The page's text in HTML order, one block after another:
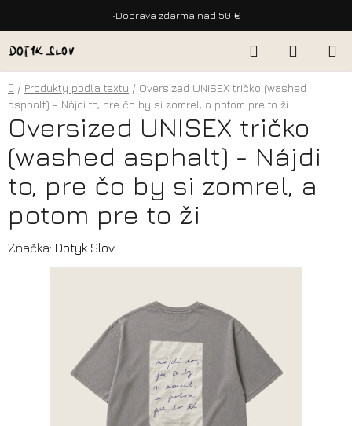
•Doprava zdarma nad 50 €
na
obsah
Hľadať
KOŠÍK
Domov
/ Produkty podľa textu / Oversized UNISEX tričko (washed
asphalt) - Nájdi to, pre čo by si zomrel, a potom pre to ži
Oversized UNISEX tričko
(washed asphalt) - Nájdi
to, pre čo by si zomrel, a
potom pre to ži
Značka: Dotyk Slov